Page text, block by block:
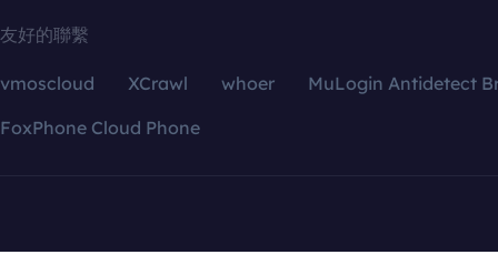
友好的聯繫
vmoscloud XCrawl whoer
MuLogin Antidetect
FoxPhone Cloud Phone